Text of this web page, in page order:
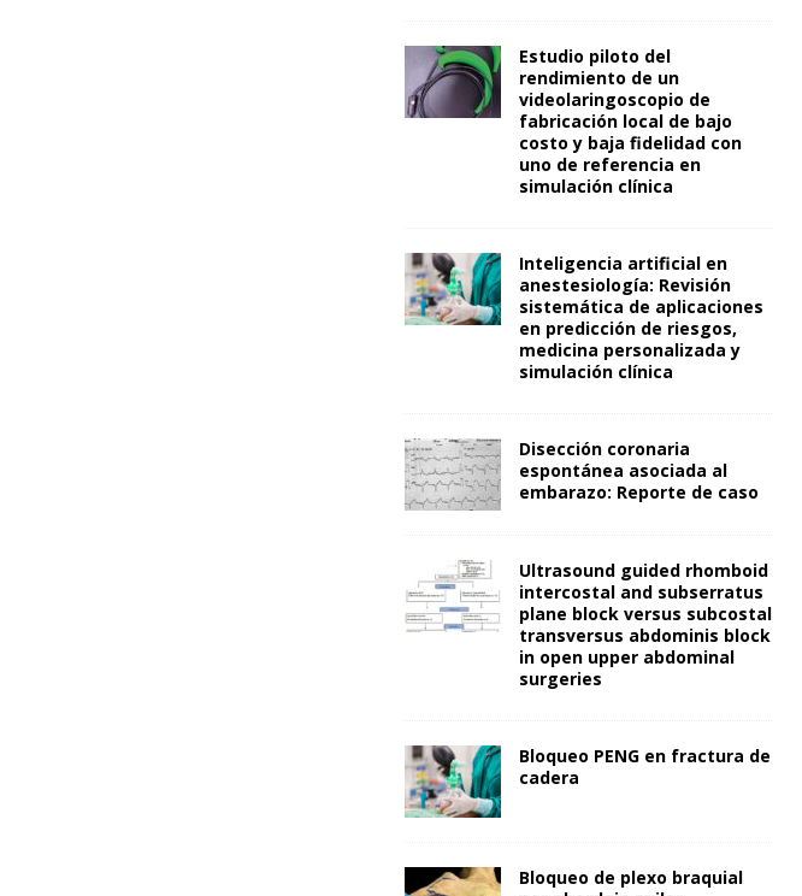
Estudio piloto del
rendimiento de un
videolaringoscopio de
fabricación local de bajo
costo y baja fidelidad con
uno de referencia en
simulación clínica
Inteligencia artificial en
anestesiología: Revisión
sistemática de aplicaciones
en predicción de riesgos,
medicina personalizada y
simulación clínica
Disección coronaria
espontánea asociada al
embarazo: Reporte de caso
Ultrasound guided rhomboid
intercostal and subserratus
plane block versus subcostal
transversus abdominis block
in open upper abdominal
surgeries
Bloqueo PENG en fractura de
cadera
Bloqueo de plexo braquial